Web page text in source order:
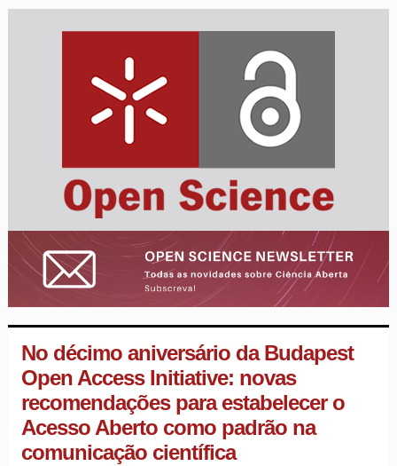
No décimo aniversário da Budapest
Open Access Initiative: novas
recomendações para estabelecer o
Acesso Aberto como padrão na
comunicação científica